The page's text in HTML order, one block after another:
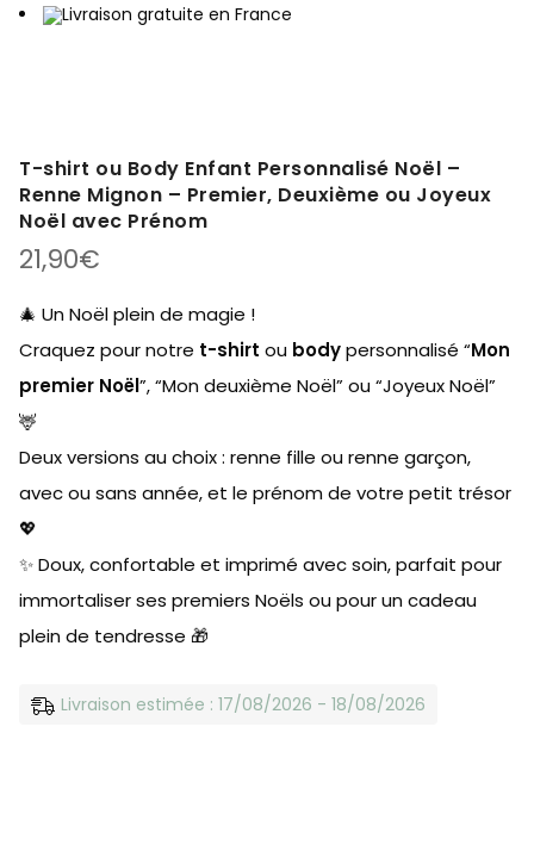
Livraison gratuite en France
T-shirt ou Body Enfant Personnalisé Noël –
Renne Mignon – Premier, Deuxième ou Joyeux
Noël avec Prénom
21,90€
🎄 Un Noël plein de magie !
Craquez pour notre t-shirt ou bodypersonnalisé “Mon
premier Noël”, “Mon deuxième Noël” ou “Joyeux Noël”
🦌
Deux versions au choix : renne fille ou renne garçon,
avec ou sans année, et le prénom de votre petit trésor
💖
✨ Doux, confortable et imprimé avec soin, parfait pour
immortaliser ses premiers Noëls ou pour un cadeau
plein de tendresse 🎁
Livraison estimée : 17/08/2026 - 18/08/2026